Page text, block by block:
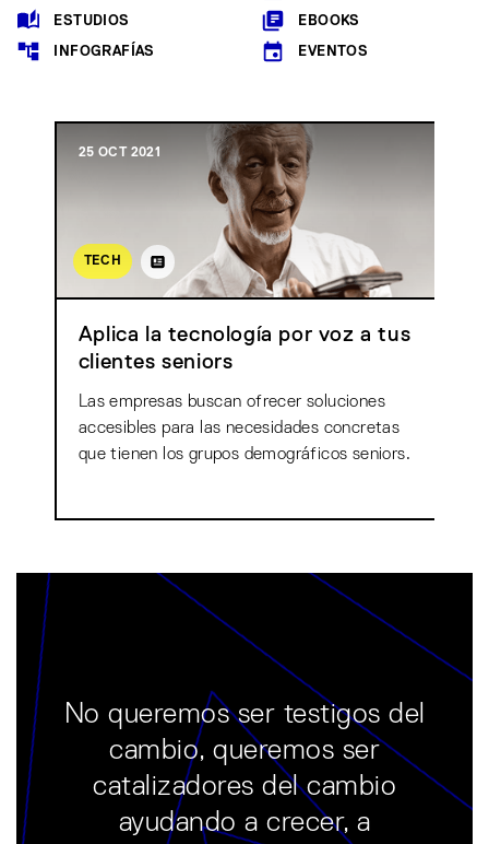
ESTUDIOS EBOOKS
INFOGRAFÍAS EVENTOS
TECH
25 OCT 2021
Aplica la tecnología por voz a tus
clientes seniors
Las empresas buscan ofrecer soluciones
accesibles para las necesidades concretas
que tienen los grupos demográficos seniors.
No queremos ser testigos del
cambio, queremos ser
catalizadores del cambio
ayudando a crecer, a